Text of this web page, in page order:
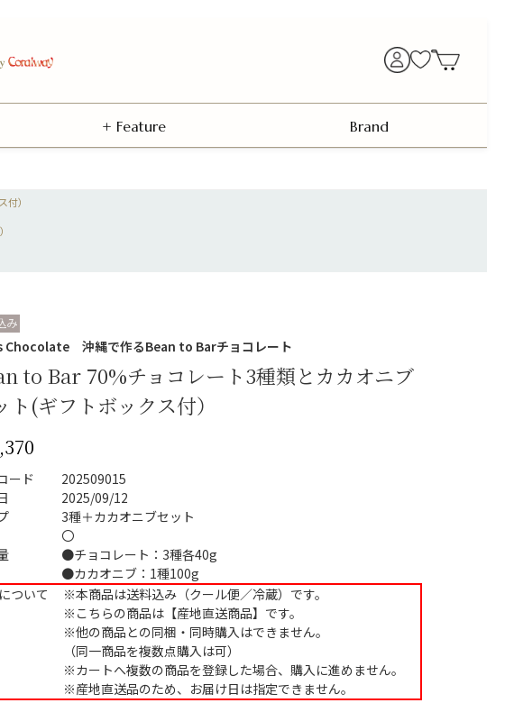
+ Feature Brand
）
Chocolate 沖縄で作るBean to Barチョコレート
to Bar 70%チョコレート3種類とカカオニブ
ト(ギフトボックス付）
ード
202509015
2025/09/12
3種＋カカオニブセット
〇
●チョコレート：3種各40g
●カカオニブ：1種100g
ついて
※本商品は送料込み（クール便／冷蔵）です。
※こちらの商品は【産地直送商品】です。
※他の商品との同梱・同時購入はできません。
（同一商品を複数点購入は可）
※カートへ複数の商品を登録した場合、購入に進めません。
※産地直送品のため、お届け日は指定できません。